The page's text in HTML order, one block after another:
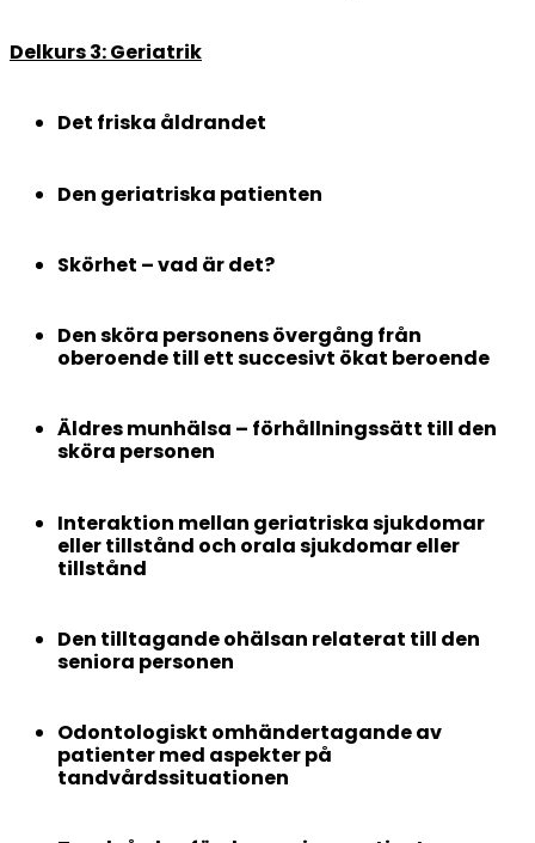
Delkurs 3: Geriatrik
Det friska åldrandet
Den geriatriska patienten
Skörhet – vad är det?
Den sköra personens övergång från
oberoende till ett succesivt ökat beroende
Äldres munhälsa – förhållningssätt till den
sköra personen
Interaktion mellan geriatriska sjukdomar
eller tillstånd och orala sjukdomar eller
tillstånd
Den tilltagande ohälsan relaterat till den
seniora personen
Odontologiskt omhändertagande av
patienter med aspekter på
tandvårdssituationen